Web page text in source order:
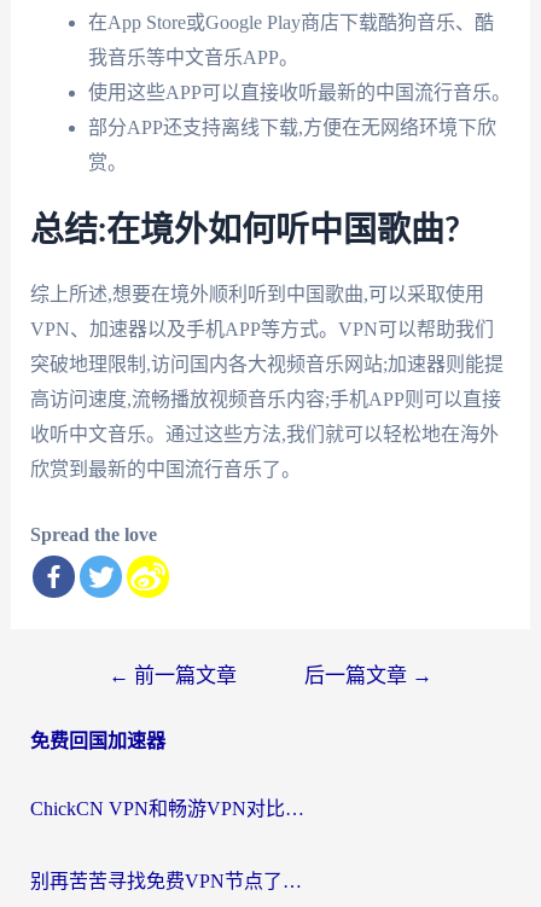
在App Store或Google Play商店下载酷狗音乐、酷
我音乐等中文音乐APP。
使用这些APP可以直接收听最新的中国流行音乐。
部分APP还支持离线下载,方便在无网络环境下欣
赏。
总结:在境外如何听中国歌曲?
综上所述,想要在境外顺利听到中国歌曲,可以采取使用
VPN、加速器以及手机APP等方式。VPN可以帮助我们
突破地理限制,访问国内各大视频音乐网站;加速器则能提
高访问速度,流畅播放视频音乐内容;手机APP则可以直接
收听中文音乐。通过这些方法,我们就可以轻松地在海外
欣赏到最新的中国流行音乐了。
Spread the love
导
← 前一篇文章 后一篇文章 →
免费回国加速器
ChickCN VPN和畅游VPN对比哪个回国效果更好？海外党必看的回国加速器选择指南
别再苦苦寻找免费VPN节点了，这才是海外访问国内资源的正确姿势